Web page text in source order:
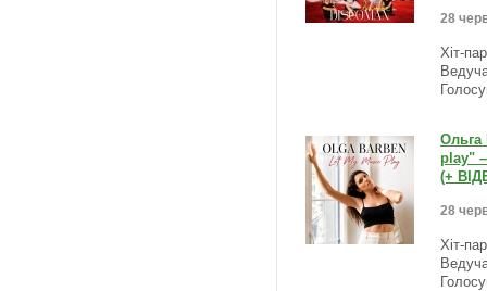
28
Хіт-
Ольга
play"
(+
28
Хіт-